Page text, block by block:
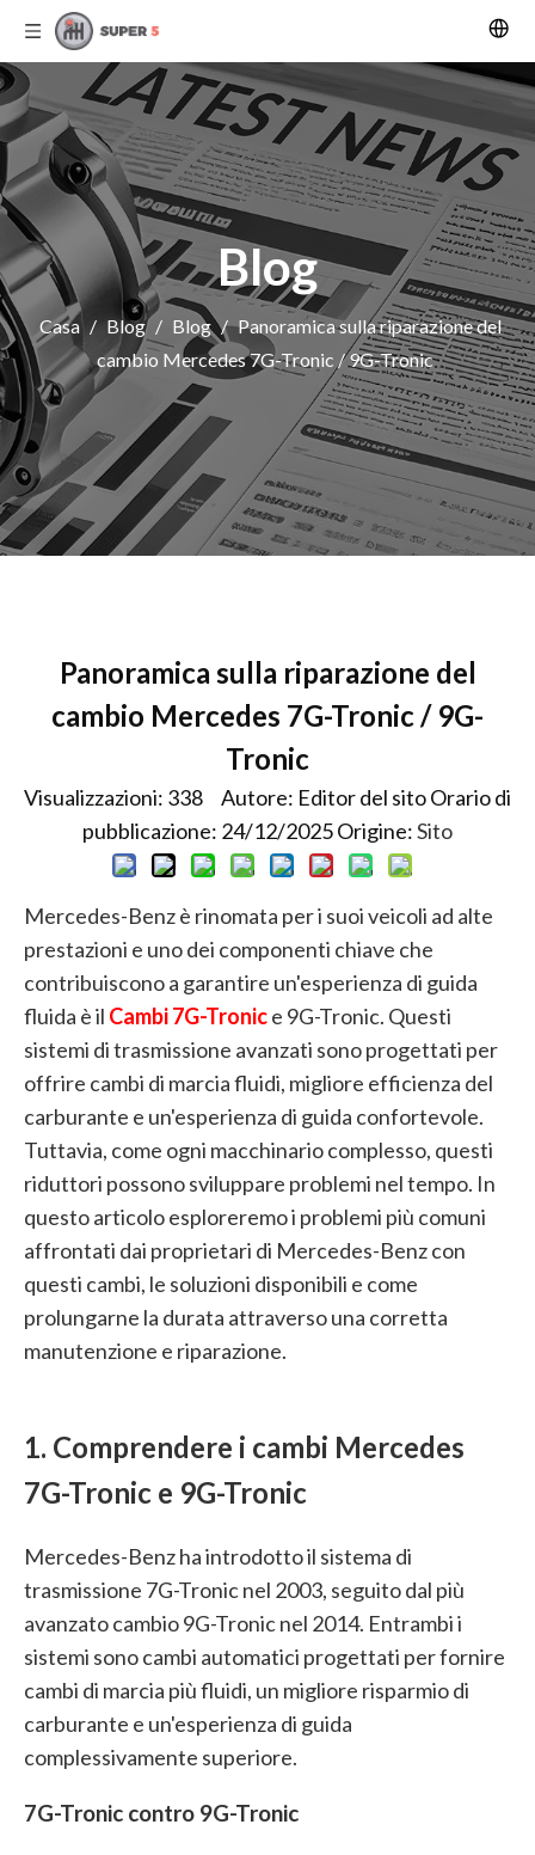
Blog
Casa / Blog / Blog / Panoramica sulla riparazione del
cambio Mercedes 7G-Tronic / 9G-Tronic
Panoramica sulla riparazione del
cambio Mercedes 7G-Tronic / 9G-
Tronic
Visualizzazioni: 338 Autore: Editor del sito Orario di
pubblicazione: 24/12/2025 Origine:Sito
Mercedes-Benz è rinomata per i suoi veicoli ad alte
prestazioni e uno dei componenti chiave che
contribuiscono a garantire un'esperienza di guida
fluida è il Cambi 7G-Tronice 9G-Tronic. Questi
sistemi di trasmissione avanzati sono progettati per
offrire cambi di marcia fluidi, migliore efficienza del
carburante e un'esperienza di guida confortevole.
Tuttavia, come ogni macchinario complesso, questi
riduttori possono sviluppare problemi nel tempo. In
questo articolo esploreremo i problemi più comuni
affrontati dai proprietari di Mercedes-Benz con
questi cambi, le soluzioni disponibili e come
prolungarne la durata attraverso una corretta
manutenzione e riparazione.
1. Comprendere i cambi Mercedes
7G-Tronic e 9G-Tronic
Mercedes-Benz ha introdotto il sistema di
trasmissione 7G-Tronic nel 2003, seguito dal più
avanzato cambio 9G-Tronic nel 2014. Entrambi i
sistemi sono cambi automatici progettati per fornire
cambi di marcia più fluidi, un migliore risparmio di
carburante e un'esperienza di guida
complessivamente superiore.
7G-Tronic contro 9G-Tronic